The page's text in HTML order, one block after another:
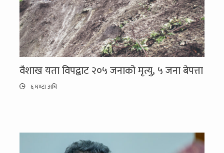
वैशाख यता विपद्बाट २०५ जनाको मृत्यु, ५ जना बेपत्ता
६ घण्टा अघि